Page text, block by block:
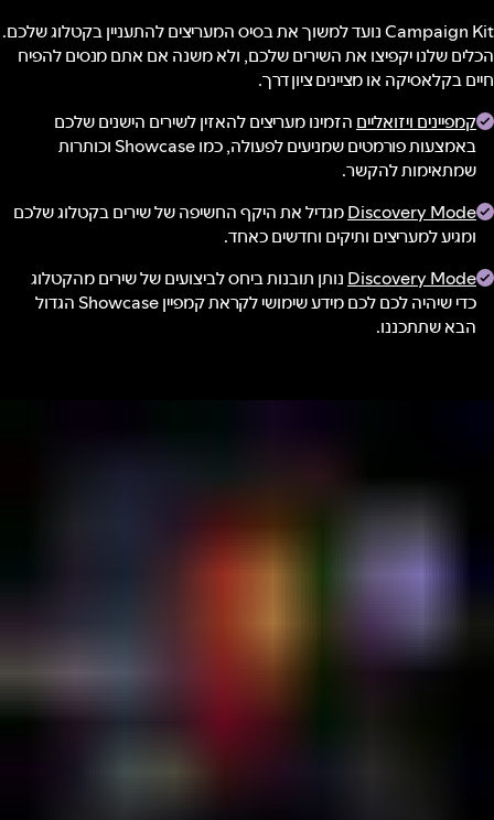
Campaign Kit נועד למשוך את בסיס המעריצים להתעניין בקטלוג שלכם.
הכלים שלנו יקפיצו את השירים שלכם, ולא משנה אם אתם מנסים להפיח
חיים בקלאסיקה או מציינים ציון דרך.
קמפיינים ויזואליים הזמינו מעריצים להאזין לשירים הישנים שלכם
באמצעות פורמטים שמניעים לפעולה, כמו Showcase וכותרות
שמתאימות להקשר.
Discovery Modeמגדיל את היקף החשיפה של שירים בקטלוג שלכם
ומגיע למעריצים ותיקים וחדשים כאחד.
Discovery Mode נותן תובנות ביחס לביצועים של שירים מהקטלוג
כדי שיהיה לכם לכם מידע שימושי לקראת קמפיין Showcase הגדול
הבא שתתכננו.